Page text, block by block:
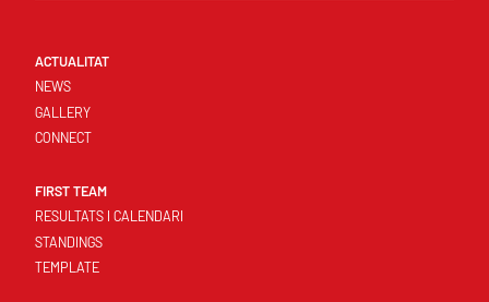
ACTUALITAT
NEWS
GALLERY
CONNECT
FIRST TEAM
RESULTATS I CALENDARI
STANDINGS
TEMPLATE